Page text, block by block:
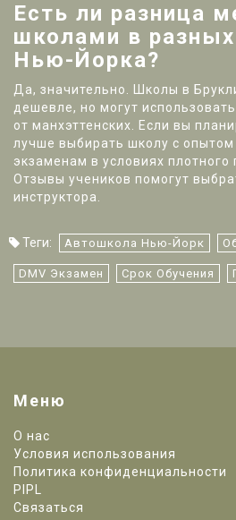
Есть ли разница
школами в разных
Нью-Йорка?
Да, значительно. Школы в
дешевле, но могут
от манхэттенских. Если вы
лучше выбирать школу с опытом
экзаменам в условиях плотного
Отзывы учеников помогут
инструктора.
Теги: Автошкола Нью-Йорк
DMV Экзамен Срок Обучения
Меню
О нас
Условия использования
Политика конфиденциальности
PIPL
Связаться